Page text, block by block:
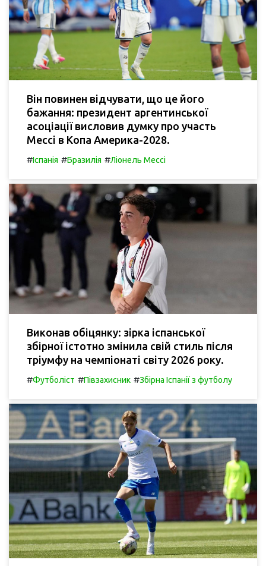
Він повинен відчувати, що це його
бажання: президент аргентинської
асоціації висловив думку про участь
Мессі в Копа Америка-2028.
#Іспанія #Бразилія #Ліонель Мессі
Виконав обіцянку: зірка іспанської
збірної істотно змінила свій стиль після
тріумфу на чемпіонаті світу 2026 року.
#Футболіст #Півзахисник #Збірна Іспанії з футболу